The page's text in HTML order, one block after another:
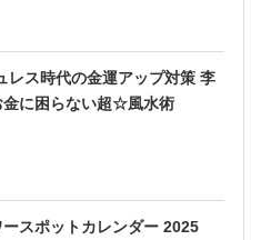
レス時代の金運アップ対策 李
金に困らない超☆風水術
スポットカレンダー 2025